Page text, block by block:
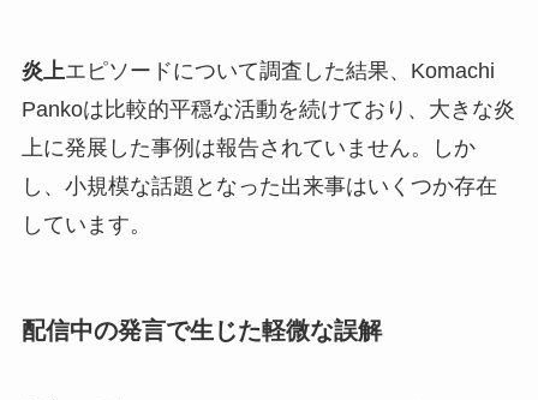
炎上エピソードについて調査した結果、Komachi
Pankoは比較的平穏な活動を続けており、大きな炎
上に発展した事例は報告されていません。しか
し、小規模な話題となった出来事はいくつか存在
しています。
配信中の発言で生じた軽微な誤解